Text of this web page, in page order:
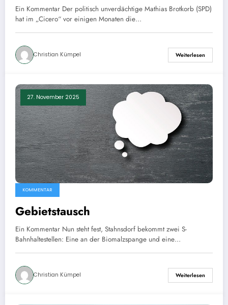
Ein Kommentar Der politisch unverdächtige Mathias Brotkorb (SPD)
hat im „Cicero“ vor einigen Monaten die…
Christian Kümpel Weiterlesen
27. November 2025
KOMMENTAR
Gebietstausch
Ein Kommentar Nun steht fest, Stahnsdorf bekommt zwei S-
Bahnhaltestellen: Eine an der Biomalzspange und eine…
Christian Kümpel Weiterlesen